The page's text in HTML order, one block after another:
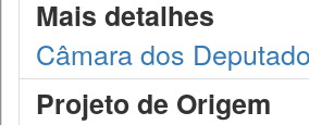
Mais detalhes
Câmara dos
Projeto de Origem